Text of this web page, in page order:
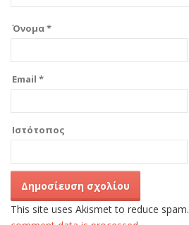
Όνομα*
Email *
Ιστότοπος
This site uses Akismet to reduce spam.